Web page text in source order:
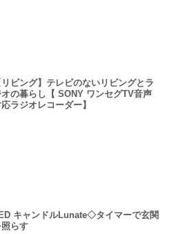
リビング】テレビのないリビングとラ
オの暮らし【 SONY ワンセグTV音声
ラジオレコーダー】
キャンドルLunate◇タイマーで玄関
照らす